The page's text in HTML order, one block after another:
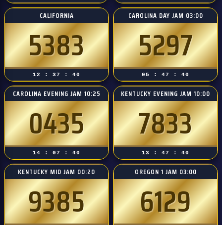
CALIFORNIA
5383
12 : 37 : 39
CAROLINA DAY JAM 03:00
5297
05 : 47 : 39
CAROLINA EVENING JAM 10:25
0435
14 : 07 : 39
KENTUCKY EVENING JAM 10:00
7833
13 : 47 : 39
KENTUCKY MID JAM 00:20
9385
OREGON 1 JAM 03:00
6129